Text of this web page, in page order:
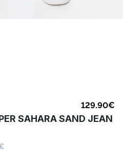
129.90€
SAHARA SAND JEAN